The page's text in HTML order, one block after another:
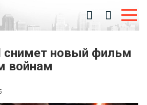
снимет новый фильм
войнам